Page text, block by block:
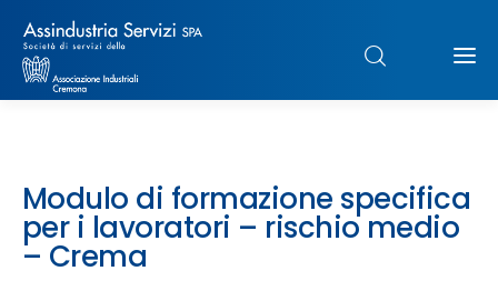
Struttura
Formazione
Modulo di formazione specifica
per i lavoratori – rischio medio
– Crema